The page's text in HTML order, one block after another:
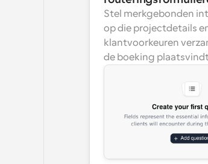
Stel merkgebonden
op die projectdetails
klantvoorkeuren
de boeking